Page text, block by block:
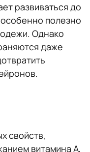
развиваться до
полезно
Однако
даже
свойств,
витамина А,